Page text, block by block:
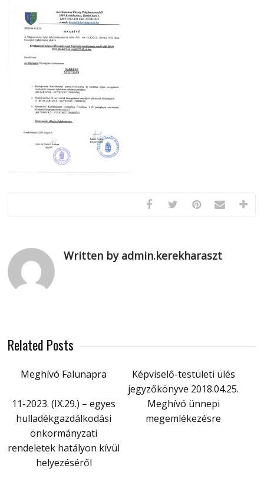
Written by admin.kerekharaszt
Related Posts
Meghívó Falunapra
Képviselő-testületi ülés
jegyzőkönyve 2018.04.25.
11-2023. (IX.29.) – egyes
hulladékgazdálkodási
önkormányzati
rendeletek hatályon kívül
helyezéséről
Meghívó ünnepi
megemlékezésre